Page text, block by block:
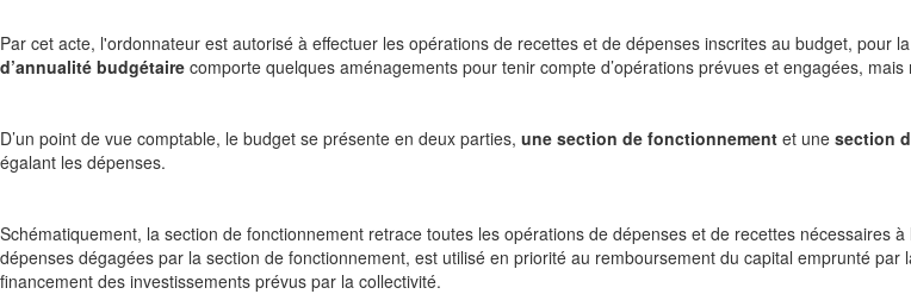
Par cet acte, l'ordonnateur est autorisé à effectuer les opérations de recettes et de dépenses inscrites au budget, pour
d’annualité budgétaire comporte quelques aménagements pour tenir compte d’opérations prévues et engagées, mais
D’un point de vue comptable, le budget se présente en deux parties, une section de fonctionnement et une section
égalant les dépenses.
Schématiquement, la section de fonctionnement retrace toutes les opérations de dépenses et de recettes nécessaires à
dépenses dégagées par la section de fonctionnement, est utilisé en priorité au remboursement du capital emprunté par
financement des investissements prévus par la collectivité.